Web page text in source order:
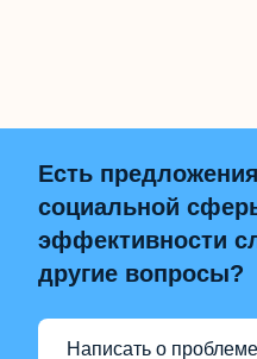
Есть
социальной
эффективности
другие вопросы?
Написать о проблеме